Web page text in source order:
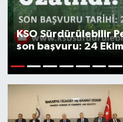
KSO Sürdürülebilir
son başvuru: 24 Ekim
OSB
SEKTÖR
ŞİRKET PANO
SÖYLEŞİ